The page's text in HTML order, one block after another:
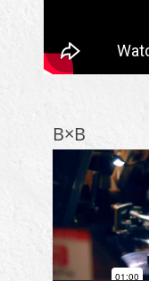
B×B
ー
ヤ
ー